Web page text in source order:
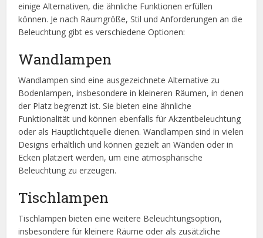
einige Alternativen, die ähnliche Funktionen erfüllen
können. Je nach Raumgröße, Stil und Anforderungen an die
Beleuchtung gibt es verschiedene Optionen:
Wandlampen
Wandlampen sind eine ausgezeichnete Alternative zu
Bodenlampen, insbesondere in kleineren Räumen, in denen
der Platz begrenzt ist. Sie bieten eine ähnliche
Funktionalität und können ebenfalls für Akzentbeleuchtung
oder als Hauptlichtquelle dienen. Wandlampen sind in vielen
Designs erhältlich und können gezielt an Wänden oder in
Ecken platziert werden, um eine atmosphärische
Beleuchtung zu erzeugen.
Tischlampen
Tischlampen bieten eine weitere Beleuchtungsoption,
insbesondere für kleinere Räume oder als zusätzliche